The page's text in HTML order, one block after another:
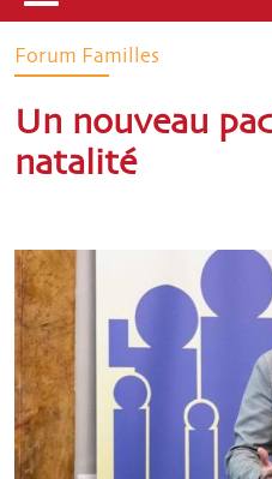
Forum Familles
Un nouveau
natalité